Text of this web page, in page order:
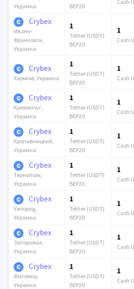
Украина
BEP20
Cash
Crybex
Ивано-
Франковск,
Украина
1
Tether (USDT)
BEP20
1
Cash
Crybex
Харьков, Украина
1
Tether (USDT)
BEP20
1
Cash
Crybex
Кременчуг,
Украина
1
Tether (USDT)
BEP20
1
Cash
Crybex
Кропивницкий,
Украина
1
Tether (USDT)
BEP20
1
Cash
Crybex
Тернополь,
Украина
1
Tether (USDT)
BEP20
1
Cash
Crybex
Ужгород,
Украина
1
Tether (USDT)
BEP20
1
Cash
Crybex
Запорожье,
Украина
1
Tether (USDT)
BEP20
1
Cash
Crybex
Житомир,
Украина
1
Tether (USDT)
BEP20
1
Cash